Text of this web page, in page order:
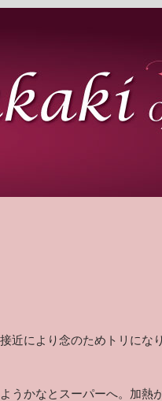
近により念のためトリにな
うかなとスーパーへ。加熱